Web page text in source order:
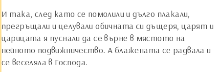
И така, след като се помолили и дълго плакали,
прегръщали и целували обичната си дъщеря, царят и
царицата я пуснали да се върне в мястото на
нейното подвижничество. А блажената се радвала и
се веселяла в Господа.